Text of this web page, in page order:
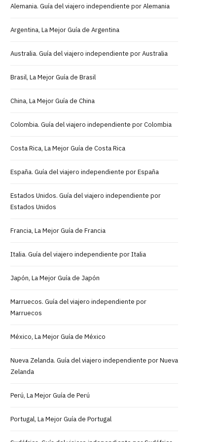
Alemania. Guía del viajero independiente por Alemania
Argentina, La Mejor Guía de Argentina
Australia. Guía del viajero independiente por Australia
Brasil, La Mejor Guía de Brasil
China, La Mejor Guía de China
Colombia. Guía del viajero independiente por Colombia
Costa Rica, La Mejor Guía de Costa Rica
España. Guía del viajero independiente por España
Estados Unidos. Guía del viajero independiente por
Estados Unidos
Francia, La Mejor Guía de Francia
Italia. Guía del viajero independiente por Italia
Japón, La Mejor Guía de Japón
Marruecos. Guía del viajero independiente por
Marruecos
México, La Mejor Guía de México
Nueva Zelanda. Guía del viajero independiente por Nueva
Zelanda
Perú, La Mejor Guía de Perú
Portugal, La Mejor Guía de Portugal